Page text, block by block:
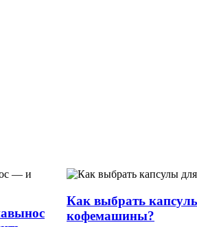
Как выбрать
кофемашины?